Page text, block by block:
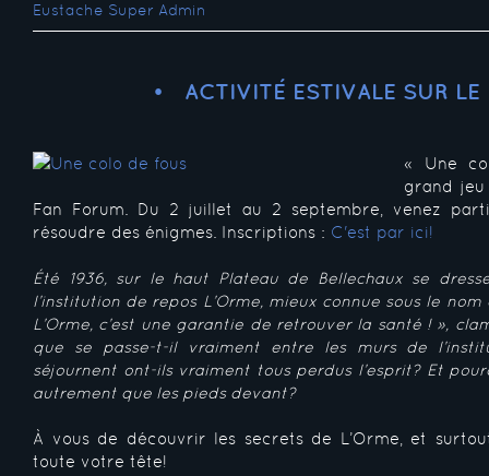
Eustache Super Admin
ACTIVITÉ ESTIVALE SUR LE
« Une
grand
Fan Forum. Du 2 juillet au 2 septembre, venez
résoudre des énigmes. Inscriptions : C'est par ici!
Été 1936, sur le haut Plateau de Bellechaux se
l’institution de repos L’Orme, mieux connue sous le
L’Orme, c’est une garantie de retrouver la santé ! »,
que se passe-t-il vraiment entre les murs de
séjournent ont-ils vraiment tous perdus l’esprit? Et
autrement que les pieds devant?
À vous de découvrir les secrets de L’Orme, et
toute votre tête!